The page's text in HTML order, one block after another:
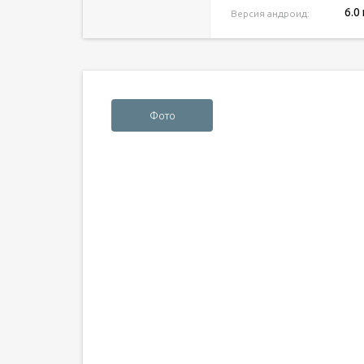
Версия андроид: 6.0
Фото